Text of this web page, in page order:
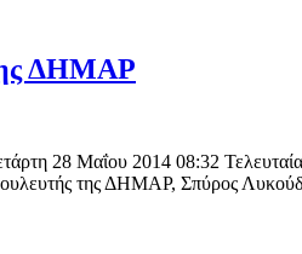
ΔΗΜΑΡ
28 Μαΐου 2014 08:32
της ΔΗΜΑΡ, Σπύρος